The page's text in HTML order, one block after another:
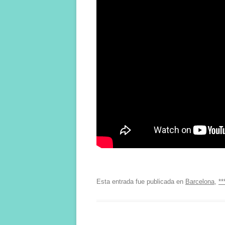
Esta entrada fue publicada en Barcelona,